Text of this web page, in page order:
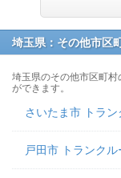
埼玉県：その他市区
埼玉県のその他市区町
ができます。
さいたま市 トラン
戸田市 トランクル